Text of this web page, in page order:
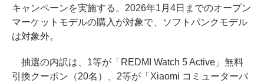
キャンペーンを実施する。2026年1月4日までのオープン
マーケットモデルの購入が対象で、ソフトバンクモデル
は対象外。
抽選の内訳は、1等が「REDMI Watch 5 Active」無料
引換クーポン（20名）、2等が「Xiaomi コミューターバ